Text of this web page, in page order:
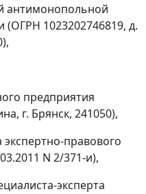
антимонопольной
(ОГРН 1023202746819, д.
предприятия
г. Брянск, 241050),
правового
N 2/371-и),
эксперта